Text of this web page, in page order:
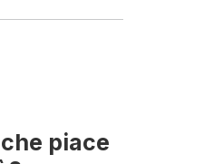
piace